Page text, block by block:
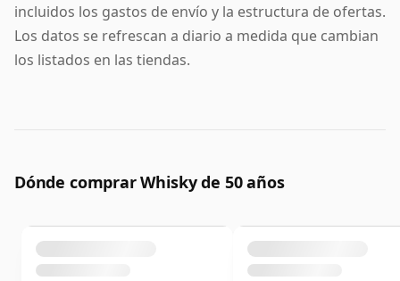
incluidos los gastos de envío y la estructura de ofertas.
Los datos se refrescan a diario a medida que cambian
los listados en las tiendas.
Dónde comprar Whisky de 50 años